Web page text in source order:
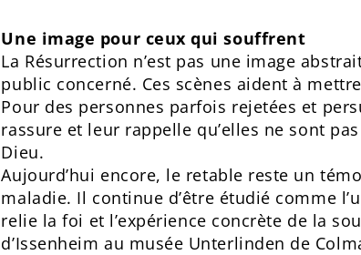
Une image pour ceux qui souffrent
La Résurrection n’est pas une image
public concerné. Ces scènes aident à
Pour des personnes parfois rejetées et
rassure et leur rappelle qu’elles ne sont
Dieu.
Aujourd’hui encore, le retable reste un
maladie. Il continue d’être étudié comme
relie la foi et l’expérience concrète de la
d’Issenheim au musée Unterlinden de